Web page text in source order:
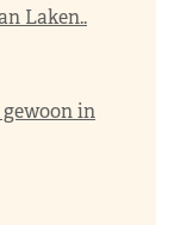
Laken..
in